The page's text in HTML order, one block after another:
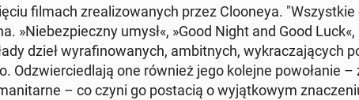
filmach zre­ali­zo­wa­nych przez Clo­oneya.
»Nie­bez­piecz­ny umysł«, »Good Night and Good
dzieł wy­ra­fi­no­wa­nych, am­bit­nych, wy­kra­cza­ją­cych
Od­zwier­cie­dla­ją one również jego kolejne po­wo­ła­nie
– co czyni go po­sta­cią o wy­jąt­ko­wym